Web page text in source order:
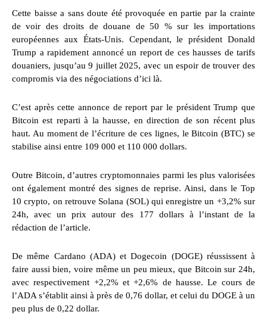
Cette baisse a sans doute été provoquée en partie par la crainte
de voir des droits de douane de 50 % sur les importations
européennes aux États-Unis. Cependant, le président Donald
Trump a rapidement annoncé un report de ces hausses de tarifs
douaniers, jusqu’au 9 juillet 2025, avec un espoir de trouver des
compromis via des négociations d’ici là.
C’est après cette annonce de report par le président Trump que
Bitcoin est reparti à la hausse, en direction de son récent plus
haut. Au moment de l’écriture de ces lignes, le Bitcoin (BTC) se
stabilise ainsi entre 109 000 et 110 000 dollars.
Outre Bitcoin, d’autres cryptomonnaies parmi les plus valorisées
ont également montré des signes de reprise. Ainsi, dans le Top
10 crypto, on retrouve Solana (SOL) qui enregistre un +3,2% sur
24h, avec un prix autour des 177 dollars à l’instant de la
rédaction de l’article.
De même Cardano (ADA) et Dogecoin (DOGE) réussissent à
faire aussi bien, voire même un peu mieux, que Bitcoin sur 24h,
avec respectivement +2,2% et +2,6% de hausse. Le cours de
l’ADA s’établit ainsi à près de 0,76 dollar, et celui du DOGE à un
peu plus de 0,22 dollar.